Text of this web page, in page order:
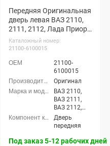
Передняя Оригинальная
дверь левая ВАЗ 2110,
2111, 2112, Лада Приора
(Голубая Планета 418)
Каталожный номер:
21100-6100015
21100-
6100015
Оригинал
ВАЗ 2110,
ВАЗ 2111,
ВАЗ 2112,
Лада
Приора
2170), Лада
Дверь
передняя
Под заказ 5-12 рабочих дней